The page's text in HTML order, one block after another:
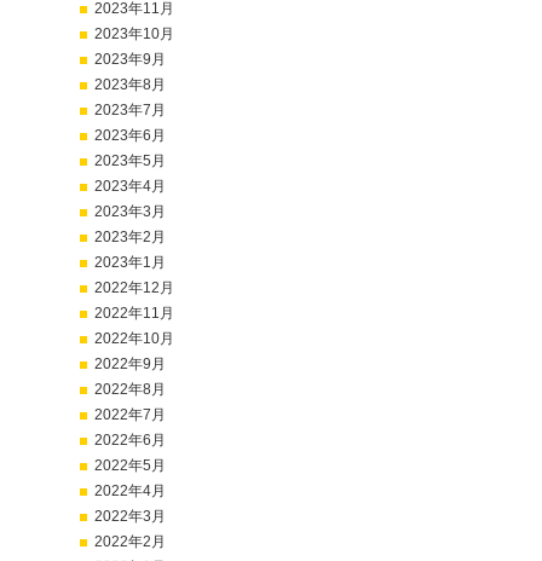
2023年11月
2023年10月
2023年9月
2023年8月
2023年7月
2023年6月
2023年5月
2023年4月
2023年3月
2023年2月
2023年1月
2022年12月
2022年11月
2022年10月
2022年9月
2022年8月
2022年7月
2022年6月
2022年5月
2022年4月
2022年3月
2022年2月